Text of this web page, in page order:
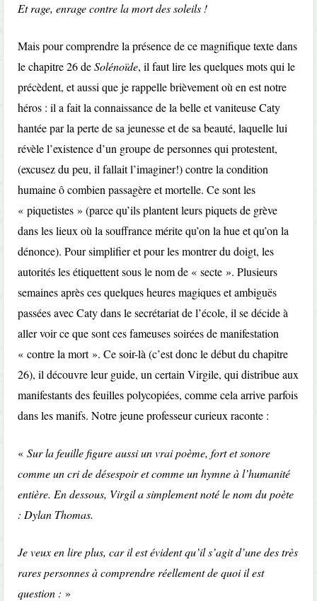
Et rage, enrage contre la mort des soleils !
Mais pour comprendre la présence de ce magnifique texte dans
le chapitre 26 deSolénoïde, il faut lire les quelques mots qui le
précèdent, et aussi que je rappelle brièvement où en est notre
héros : il a fait la connaissance de la belle et vaniteuse Caty
hantée par la perte de sa jeunesse et de sa beauté, laquelle lui
révèle l’existence d’un groupe de personnes qui protestent,
(excusez du peu, il fallait l’imaginer!) contre la condition
humaine ô combien passagère et mortelle. Ce sont les
« piquetistes » (parce qu’ils plantent leurs piquets de grève
dans les lieux où la souffrance mérite qu’on la hue et qu’on la
dénonce). Pour simplifier et pour les montrer du doigt, les
autorités les étiquettent sous le nom de « secte ». Plusieurs
semaines après ces quelques heures magiques et ambiguës
passées avec Caty dans le secrétariat de l’école, il se décide à
aller voir ce que sont ces fameuses soirées de manifestation
« contre la mort ». Ce soir-là (c’est donc le début du chapitre
26), il découvre leur guide, un certain Virgile, qui distribue aux
manifestants des feuilles polycopiées, comme cela arrive parfois
dans les manifs. Notre jeune professeur curieux raconte :
«Sur la feuille figure aussi un vrai poème, fort et sonore
comme un cri de désespoir et comme un hymne à l’humanité
entière. En dessous, Virgil a simplement noté le nom du poète
: Dylan Thomas.
Je veux en lire plus, car il est évident qu’il s’agit d’une des très
rares personnes à comprendre réellement de quoi il est
question : »